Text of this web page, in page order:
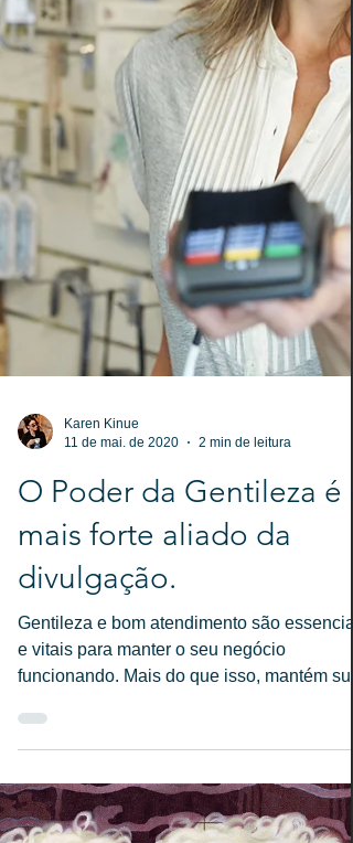
Karen Kinue
11 de mai. de 2020
2 min de leitura
O Poder da Gentileza é o
divulgação.